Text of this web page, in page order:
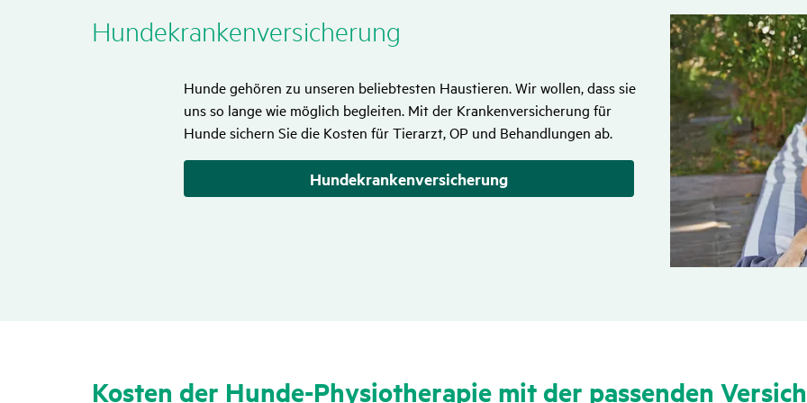
Hunde­kran­ken­ver­si­che­rung
Hunde gehören zu unseren beliebtesten Haustieren. Wir wollen, dass sie
uns so lange wie möglich begleiten. Mit der Krankenversicherung für
Hunde sichern Sie die Kosten für Tierarzt, OP und Behandlungen ab.
Hundekranken­versicherung
Kosten der Hunde-Physio­the­rapie mit der passenden